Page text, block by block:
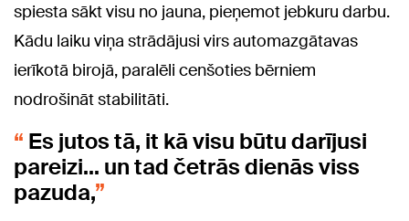
spiesta sākt visu no jauna, pieņemot jebkuru darbu.
Kādu laiku viņa strādājusi virs automazgātavas
ierīkotā birojā, paralēli cenšoties bērniem
nodrošināt stabilitāti.
Es jutos tā, it kā visu būtu darījusi
pareizi… un tad četrās dienās viss
pazuda,